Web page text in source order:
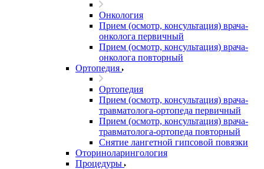
Онкология
Прием (осмотр, консультация) врача-
онколога первичный
Прием (осмотр, консультация) врача-
онколога повторный
Ортопедия
Ортопедия
Прием (осмотр, консультация) врача-
травматолога-ортопеда первичный
Прием (осмотр, консультация) врача-
травматолога-ортопеда повторный
Снятие лангетной гипсовой повязки
Оториноларингология
Процедуры